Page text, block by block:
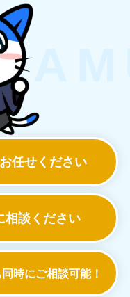
任せください
相談ください
同時にご相談可能！